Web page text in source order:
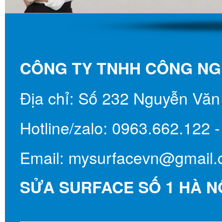
SURFACE LAPTOP
SẠC SURFACE
TÚI BAO DA
CỔNG CHUYỂN ĐỔI
CÔNG TY TNHH CÔNG
Địa chỉ: Số 232 Nguyễn
Hotline/zalo: 0963.662.122
Email:
SỬA SURFACE SỐ 1 HÀ